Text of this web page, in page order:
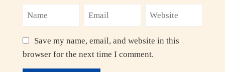
Save my name, email, and website in this
browser for the next time I comment.